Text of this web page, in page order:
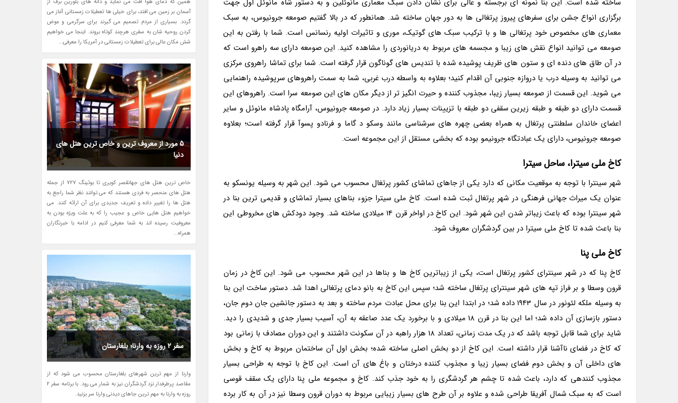
ساخته شده است. این بنا نمونه ای برجسته و عالی برای نشان دادن سبک معماری مانوئلین و به دستور شاه مانوئل اول جهت
برگزاری انواع جشن برای سفرهای پیروز پرتغالی ها به دور جهان ساخته شد. همانطور که در بالا گفتیم صومعه جرونیوس، به سبک
معماری های مخصوص خود پرتغالی ها و با ترکیب سبک های گوتیک، موری و تاثیرات اولیه رنسانس است. شما با رفتن به این
صومعه می توانید انواع نقش های زیبا و مجسمه های مربوط به دریانوردی را مشاهده کنید. این صومعه دارای سه راهرو است که
در آن طاق های دنده ای و ستون های ظریف پوشیده شده با تندیس های گوناگون قرار گرفته است. شما برای تماشا راهروی مرکزی
می توانید به وسیله درب یا دروازه جنوبی آن اقدام کنید؛ بعلاوه به واسطه درب غربی، شما به سمت راهروهای سرپوشیده راهنمایی
می شوید. این قسمت از صومعه بسیار زیبا، مجذوب کننده و حیرت انگیز تر از دیگر مکان های این صومعه سرا است. راهروهای این
قسمت دارای دو طبقه و طبقه زیرین سقفی دو طبقه با تزیینات بسیار زیاد دارد. در صومعه جرونیوس، آرامگاه پادشاه مانوئل و سایر
اعضای خاندان سلطنتی پرتغال به همراه بعضی چهره های سرشناسی مانند وسکو د گاما و فرنادو پسوآ قرار گرفته است؛ بعلاوه
صومعه جرونیوس، دارای یک عبادتگاه جرونیمو بوده که بخشی مستقل از این مجموعه است.
کاخ ملی سیترا، ساحل سیترا
شهر سینترا با توجه به موقعیت مکانی که دارد یکی از جاهای تماشای کشور پرتغال محسوب می شود. این شهر به وسیله یونسکو به
عنوان یک میراث جهانی فرهنگی در شهر پرتغال ثبت شده است. کاخ ملی سیترا جزوء بناهای بسیار تماشای و قدیمی ترین بنا در
شهر سینترا بوده که باعث زیباتر شدن این شهر شود. این کاخ در اواخر قرن 14 میلادی ساخته شد. وجود دودکش های مخروطی این
بنا باعث شده تا کاخ ملی سیترا در بین گردشگران معروف شود.
کاخ ملی پنا
کاخ پنا که در شهر سینترای کشور پرتغال است، یکی از زیباترین کاخ ها و بناها در این شهر محسوب می شود. این کاخ در زمان
قرون وسطا و بر فراز تپه های شهر سینترای پرتغال ساخته شد؛ سپس این کاخ به بانو دمای پرتغالی اهدا شد. دستور ساخت این بنا
به وسیله ملکه لئونور در سال 1943 داده شد؛ در ابتدا این بنا برای محل عبادت مردم ساخته و بعد به دستور جانشین جان دوم جان،
دستور بازسازی آن داده شد؛ اما این بنا در قرن 18 میلادی و با برخورد یک عدد صاعقه به آن، آسیب بسیار جدی و شدیدی را دید.
شاید برای شما قابل توجه باشد که در یک مدت زمانی، تعداد 18 هزار راهبه در آن سکونت داشتند و این دوران مصادف با زمانی بود
که کاخ در فضای ناآشنا قرار داشته است. این کاخ از دو بخش اصلی ساخته شده؛ بخش اول آن ساختمان مربوط به کاخ و بخش
های داخلی آن و بخش دوم فضای بسیار زیبا و مجذوب کننده درختان و باغ های آن است. این کاخ با توجه به طراحی بسیار
مجذوب کنندهی که دارد، باعث شده تا چشم هر گردشگری را به خود جذب کند. کاخ و مجموعه ملی پنا دارای یک سقف قوسی
است که به سبک شمال آفریقا طراحی شده و علاوه بر آن طرح های بسیار زیبایی مربوط به دوران قرون وسطا نیز در آن به کار برده
همین که دمای هوا افت می نماید و دانه های بلورین برف از
آسمان بر زمین می افتد، برای خیلی ها تعطیلات زمستانی آغاز می
گردد. بسیاری از مردم تصمیم می گیرند برای سرگرمی و عوض
کردن روحیه شان به سفری هرچند کوتاه بروند. اینجا می خواهیم
شش مکان عالی برای تعطیلات زمستانی در آمریکا را معرفی...
5 مورد از معروف ترین و خاص ترین هتل های
دنیا
خاص ترین هتل های جهانقصر کویری تا بوئینگ 727 از جمله
هتل های منحصر به فردی هستند که می توانند نظر شما راجع به
هتل ها را تغییر داده و تعریف جدیدی برای آن ارائه کنند. می
خواهیم هتل هایی خاص و عجیب را که به علت ویژه بودن به
معروفیت رسیده اند به شما معرفی کنیم در ادامه با خبرنگاران
همراه...
سفر 2 روزه به وارنا؛ بلغارستان
وارنا از مهم ترین شهرهای بلغارستان محسوب می شود که از
مقاصد پرطرفدار نزد گردشگران نیز به شمار می رود. با برنامه سفر 2
روزه به وارنا به مهم ترین جاهای دیدنی وارنا سر بزنید.